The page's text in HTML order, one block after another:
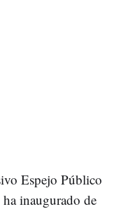
Espejo Público
ha inaugurado de